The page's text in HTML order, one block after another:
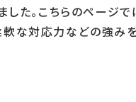
た。こちらのページで
な対応力などの強み